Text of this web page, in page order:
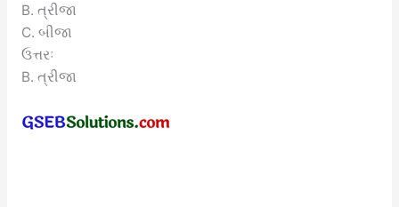
B. ત્રીજા
C. બીજા
ઉત્તરઃ
B. ત્રીજા